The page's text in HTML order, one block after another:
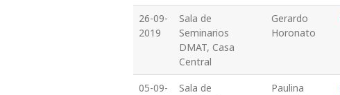
26-09-
2019
Sala de
Seminarios
DMAT, Casa
Central
Gerardo
Horonato
05-09-
Sala de
Paulina